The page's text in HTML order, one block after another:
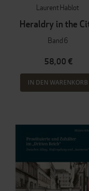
Laurent Hablot
Heraldry in the
Band 6
58,00 €
IN DEN WARENKORB